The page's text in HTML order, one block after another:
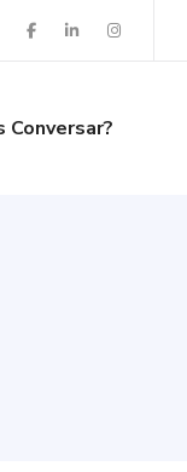
Conversar?